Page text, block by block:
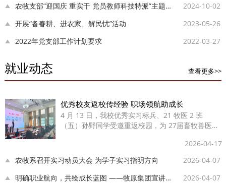
2024-10-02
农牧支部“迎国庆 重实干 党员教师科技特派”主题党日活动
2023-05-26
开展“备春耕、进农家、解民忧”活动
2022-03-27
2022年党支部工作计划要求
就业动态 查看更多>>
优秀校友返校传经验 职场领航助成长
4 月 13 日，我校优秀实习标兵、21 牧医 2 班
（五）孙野同学受邀重返校园，为 27届畜牧兽医类
动旨在发挥优秀校友榜样作用，帮助低年级学子了
解行业发展...
2026-04-17
2026-04-07
农牧系召开实习动员大会 为学子实习指明方向
2026-04-07
明确职业航向，共绘成长蓝图 ——牧原集团宣讲会赋能学子职场启航